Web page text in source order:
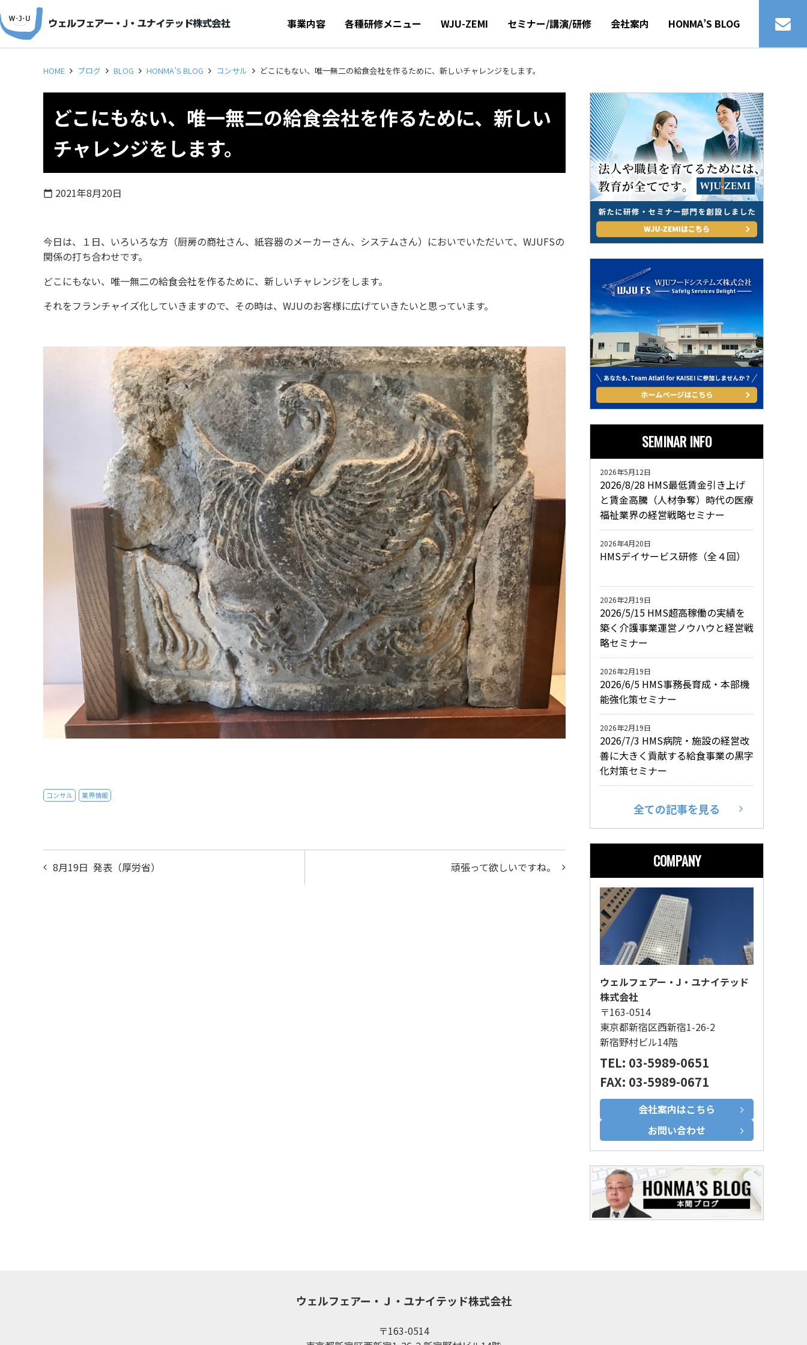
事業内容 各種研修メニュー WJU-ZEMI セミナー/講演/研修 会社案内 HONMA’S BLOG
HOME ブログ BLOG HONMA’S BLOG コンサル どこにもない、唯一無二の給食会社を作るために、新しいチャレンジをします。
どこにもない、唯一無二の給食会社を作るために、新しい
チャレンジをします。
calendar_today 2021年8月20日
今日は、１日、いろいろな方（厨房の商社さん、紙容器のメーカーさん、システムさん）においでいただいて、WJUFSの
関係の打ち合わせです。
どこにもない、唯一無二の給食会社を作るために、新しいチャレンジをします。
それをフランチャイズ化していきますので、その時は、WJUのお客様に広げていきたいと思っています。
コンサル 業界情報
投
頑張って欲しいですね。
8月19日 発表（厚労省）
SEMINAR INFO
2026/8/28 HMS最低賃金引き上げ
と賃金高騰（人材争奪）時代の医療
福祉業界の経営戦略セミナー
2026年5月12日
HMSデイサービス研修（全４回）
2026年4月20日
2026/5/15 HMS超高稼働の実績を
築く介護事業運営ノウハウと経営戦
略セミナー
2026年2月19日
2026/6/5 HMS事務長育成・本部機
能強化策セミナー
2026年2月19日
2026/7/3 HMS病院・施設の経営改
善に大きく貢献する給食事業の黒字
化対策セミナー
2026年2月19日
全ての記事を見る
COMPANY
ウェルフェアー・J・ユナイテッド
株式会社
〒163-0514
東京都新宿区西新宿1-26-2
新宿野村ビル14階
TEL: 03-5989-0651
FAX: 03-5989-0671
会社案内はこちら
お問い合わせ
ウェルフェアー・Ｊ・ユナイテッド株式会社
〒163-0514